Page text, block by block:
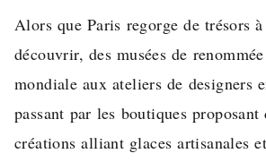
Alors que Paris regorge de trésors à
découvrir, des musées de renommée
mondiale aux ateliers de designers
passant par les boutiques proposant
créations alliant glaces artisanales et